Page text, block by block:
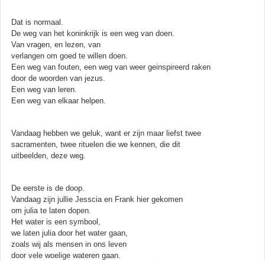
Dat is normaal.
De weg van het koninkrijk is een weg van doen.
Van vragen, en lezen, van
verlangen om goed te willen doen.
Een weg van fouten, een weg van weer geinspireerd raken
door de woorden van jezus.
Een weg van leren.
Een weg van elkaar helpen.
Vandaag hebben we geluk, want er zijn maar liefst twee
sacramenten, twee rituelen die we kennen, die dit
uitbeelden, deze weg.
De eerste is de doop.
Vandaag zijn jullie Jesscia en Frank hier gekomen
om julia te laten dopen.
Het water is een symbool,
we laten julia door het water gaan,
zoals wij als mensen in ons leven
door vele woelige wateren gaan.